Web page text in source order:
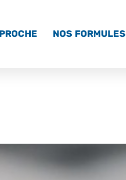
NOS FORMULES